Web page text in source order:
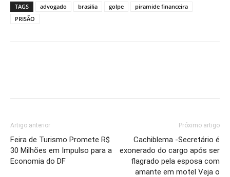
TAGS advogado brasilia golpe
piramide financeira
PRISÃO
Artigo anterior
Feira de Turismo Promete R$
30 Milhões em Impulso para a
Economia do DF
Próximo artigo
Cachiblema -Secretário é
exonerado do cargo após ser
flagrado pela esposa com
amante em motel Veja o